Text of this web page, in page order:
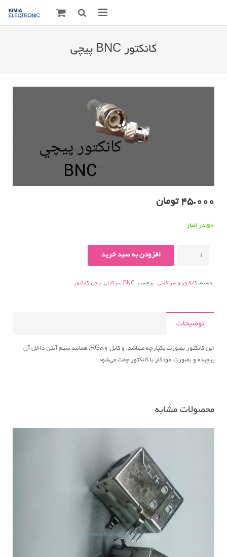
کانکتور BNC پیچی
45.000 تومان
50 در انبار
عدد
افزودن به سبد خرید
دسته: کانکتور و سر کابلی برچسب: BNC
, سرکابلی, پیچی, کانکتور
توضیحات
این کانکتور بصورت یکپارچه میباشد، و کابل RG59، همانند سیم آنتن داخل آن
پیچیده و بصورت خودکار با کانکتور چفت می‌شود
محصولات مشابه